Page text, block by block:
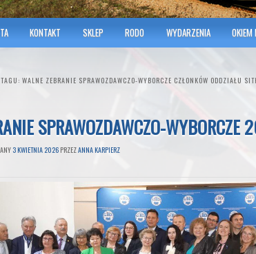
KONTAKT SKLEP RODO WYDARZENIA OKIEM
WALNE ZEBRANIE SPRAWOZDAWCZO-WYBORCZE CZŁONKÓW ODDZIAŁU
SPRAWOZDAWCZO-WYBORCZE
3 KWIETNIA 2026 PRZEZANNA KARPIERZ